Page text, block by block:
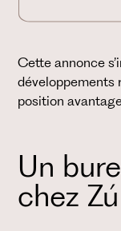
Cette annonce
développements
position
Un
chez Zú